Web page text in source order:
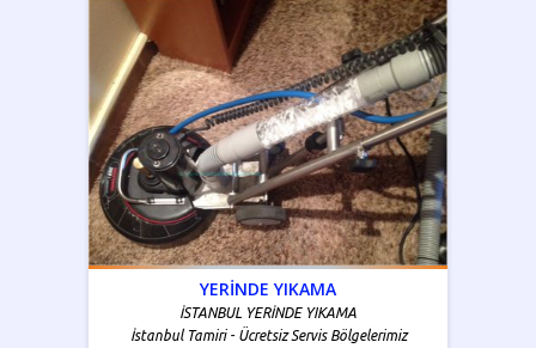
YERİNDE YIKAMA
İSTANBUL YERİNDE YIKAMA
İstanbul Tamiri - Ücretsiz Servis Bölgelerimiz